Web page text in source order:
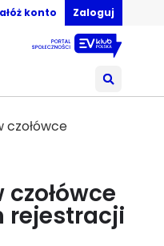
konto Zaloguj
czołówce
rejestracji